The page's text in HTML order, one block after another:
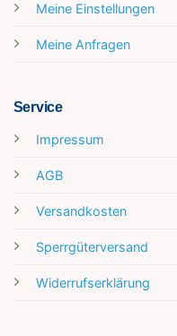
Meine Einstellungen
Meine Anfragen
Service
Impressum
AGB
Versandkosten
Sperrgüterversand
Widerrufserklärung